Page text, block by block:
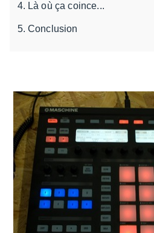
Là où ça coince...
Conclusion